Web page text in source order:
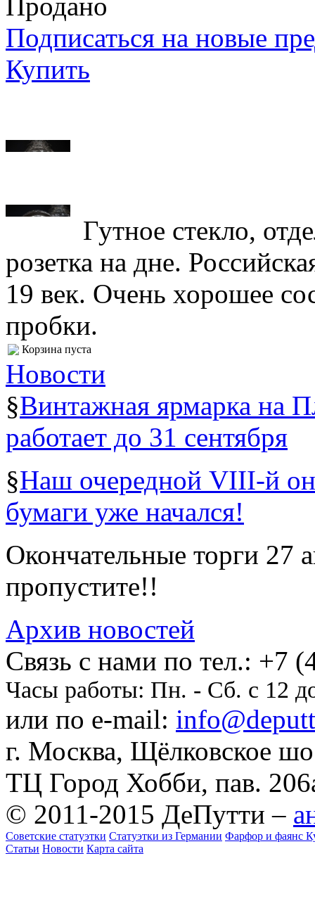
Подписаться на новые
Купить
Гутное стекло,
розетка на дне.
19 век. Очень хорошее
пробки.
Корзина пуста
Новости
§Винтажная ярмарка на
работает до 31 сентября
§Наш очередной VIII-й
бумаги уже начался!
Окончательные торги 27
пропустите!!
Архив новостей
Cвязь с нами по тел.: +7
Часы работы: Пн. - Сб. с 12
или по e-mail:
г. Москва, Щёлковское
ТЦ Город Хобби, пав.
© 2011-2015 ДеПутти –
Советские статуэтки Статуэтки из Германии Фарфор и фаянс
Статьи Новости Карта сайта